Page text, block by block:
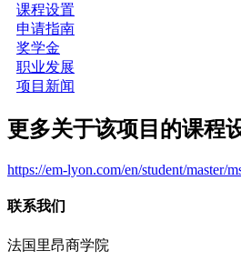
课程设置
申请指南
奖学金
职业发展
项目新闻
更多关于该项目的课程
https://em-lyon.com/en/student/master/
联系我们
法国里昂商学院